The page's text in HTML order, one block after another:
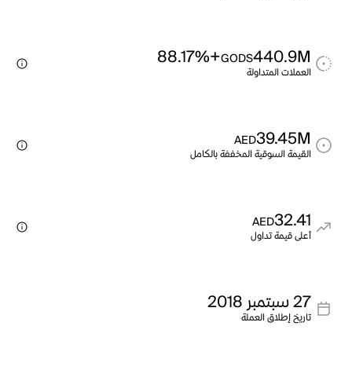
440.9M
GODS
+88.17%
العملات المتداولة
39.45M
AED
القيمة السوقية المخففة بالكامل
32.41
AED
أعلى قيمة تداول
27 سبتمبر 2018
تاريخ إطلاق العملة